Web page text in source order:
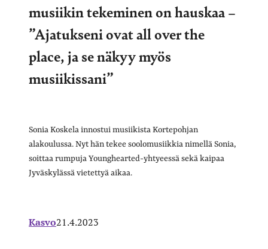
musiikin tekeminen on hauskaa –
”Ajatukseni ovat all over the
place, ja se näkyy myös
musiikissani”
Sonia Koskela innostui musiikista Kortepohjan
alakoulussa. Nyt hän tekee soolomusiikkia nimellä Sonia,
soittaa rumpuja Younghearted-yhtyeessä sekä kaipaa
Jyväskylässä vietettyä aikaa.
Kasvo21.4.2023